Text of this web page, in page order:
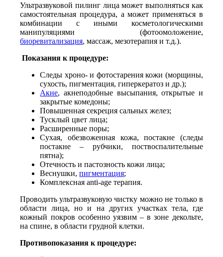
Ультразвуковой пилинг лица может выполняться как
самостоятельная процедура, а может применяться в
комбинации с иными косметологическими
манипуляциями (фотоомоложение,
биоревитализация, массаж, мезотерапия и т.д.).
Показания к процедуре:
Следы хроно- и фотостарения кожи (морщины,
сухость, пигментация, гиперкератоз и др.);
Акне, акнеподобные высыпания, открытые и
закрытые комедоны;
Повышенная секреция сальных желез;
Тусклый цвет лица;
Расширенные поры;
Сухая, обезвоженная кожа, постакне (следы
постакне – рубчики, поствоспалительные
пятна);
Отечность и пастозность кожи лица;
Веснушки,пигментация;
Комплексная anti-age терапия.
Проводить ультразвуковую чистку можно не только в
области лица, но и на других участках тела, где
кожный покров особенно уязвим – в зоне декольте,
на спине, в области грудной клетки.
Противопоказания к процедуре: